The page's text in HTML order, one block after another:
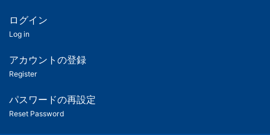
ツ
匿
名
ユ
ー
ログイン
Log in
アカウントの登録
Register
パスワードの再設定
Reset Password